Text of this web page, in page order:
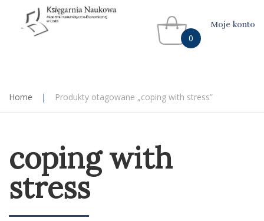
0
Moje konto
Home | Produkty otagowane „coping with stress”
coping with
stress